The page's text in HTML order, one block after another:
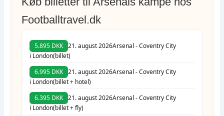
Footballtravel.dk
5.895 DKK 21. august 2026Arsenal - Coventry City
i London(billet)
6.995 DKK 21. august 2026Arsenal - Coventry City
i London(billet + hotel)
6.395 DKK 21. august 2026Arsenal - Coventry City
i London(billet + fly)